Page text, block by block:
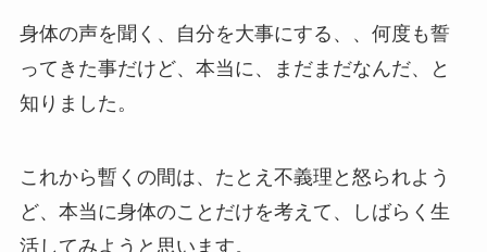
身体の声を聞く、自分を大事にする、、何度も誓
ってきた事だけど、本当に、まだまだなんだ、と
知りました。
これから暫くの間は、たとえ不義理と怒られよう
ど、本当に身体のことだけを考えて、しばらく生
活してみようと思います。